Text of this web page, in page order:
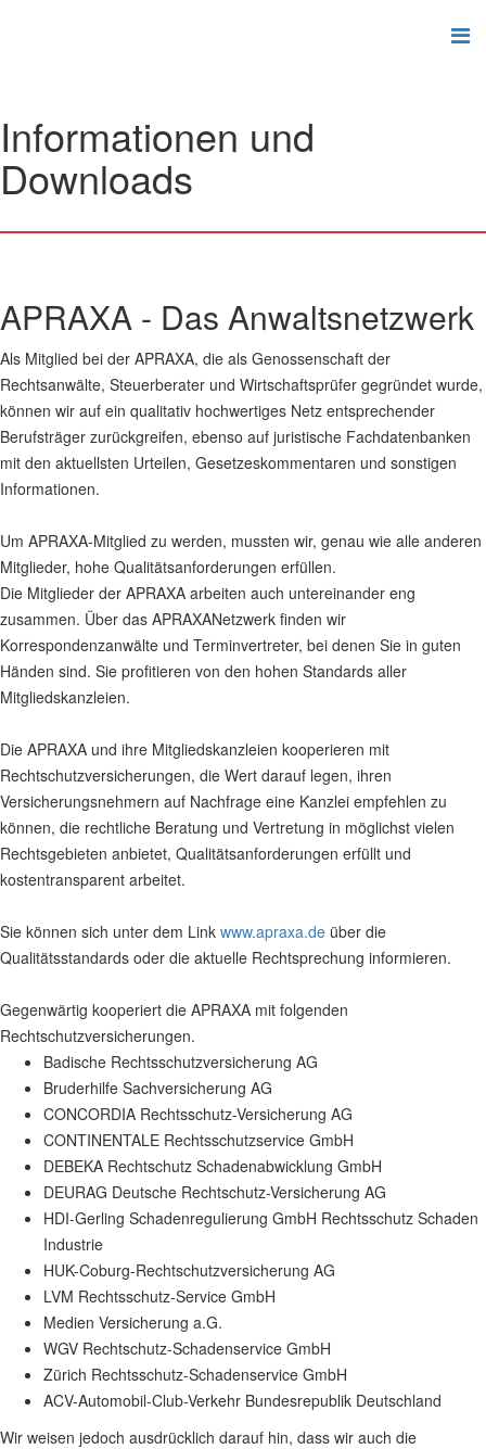
Informationen und
Downloads
APRAXA - Das Anwaltsnetzwerk
Als Mitglied bei der APRAXA, die als Genossenschaft der
Rechtsanwälte, Steuerberater und Wirtschaftsprüfer gegründet wurde,
können wir auf ein qualitativ hochwertiges Netz entsprechender
Berufsträger zurückgreifen, ebenso auf juristische Fachdatenbanken
mit den aktuellsten Urteilen, Gesetzeskommentaren und sonstigen
Informationen.
Um APRAXA-Mitglied zu werden, mussten wir, genau wie alle anderen
Mitglieder, hohe Qualitätsanforderungen erfüllen.
Die Mitglieder der APRAXA arbeiten auch untereinander eng
zusammen. Über das APRAXANetzwerk finden wir
Korrespondenzanwälte und Terminvertreter, bei denen Sie in guten
Händen sind. Sie profitieren von den hohen Standards aller
Mitgliedskanzleien.
Die APRAXA und ihre Mitgliedskanzleien kooperieren mit
Rechtschutzversicherungen, die Wert darauf legen, ihren
Versicherungsnehmern auf Nachfrage eine Kanzlei empfehlen zu
können, die rechtliche Beratung und Vertretung in möglichst vielen
Rechtsgebieten anbietet, Qualitätsanforderungen erfüllt und
kostentransparent arbeitet.
Sie können sich unter dem Link www.apraxa.de über die
Qualitätsstandards oder die aktuelle Rechtsprechung informieren.
Gegenwärtig kooperiert die APRAXA mit folgenden
Rechtschutzversicherungen.
Badische Rechtsschutzversicherung AG
Bruderhilfe Sachversicherung AG
CONCORDIA Rechtsschutz-Versicherung AG
CONTINENTALE Rechtsschutzservice GmbH
DEBEKA Rechtschutz Schadenabwicklung GmbH
DEURAG Deutsche Rechtschutz-Versicherung AG
HDI-Gerling Schadenregulierung GmbH Rechtsschutz Schaden
Industrie
HUK-Coburg-Rechtschutzversicherung AG
LVM Rechtsschutz-Service GmbH
Medien Versicherung a.G.
WGV Rechtschutz-Schadenservice GmbH
Zürich Rechtsschutz-Schadenservice GmbH
ACV-Automobil-Club-Verkehr Bundesrepublik Deutschland
Wir weisen jedoch ausdrücklich darauf hin, dass wir auch die